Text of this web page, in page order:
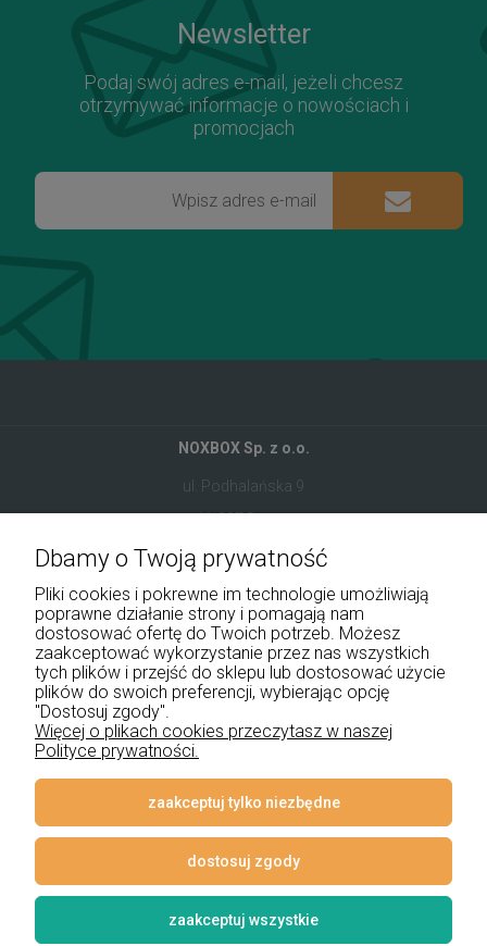
Newsletter
Podaj swój adres e-mail, jeżeli chcesz
otrzymywać informacje o nowościach i
promocjach
NOXBOX Sp. z o.o.
ul. Podhalańska 9
41-907 Bytom
+48 534 555 344
sklep@noxbox.pl
Pomoc
Płatności i dostawa
Informacje
Dbamy o Twoją prywatność
Pliki cookies i pokrewne im technologie umożliwiają
poprawne działanie strony i pomagają nam
dostosować ofertę do Twoich potrzeb. Możesz
zaakceptować wykorzystanie przez nas wszystkich
tych plików i przejść do sklepu lub dostosować użycie
plików do swoich preferencji, wybierając opcję
"Dostosuj zgody".
Więcej o plikach cookies przeczytasz w naszej
Polityce prywatności.
zaakceptuj tylko niezbędne
dostosuj zgody
zaakceptuj wszystkie